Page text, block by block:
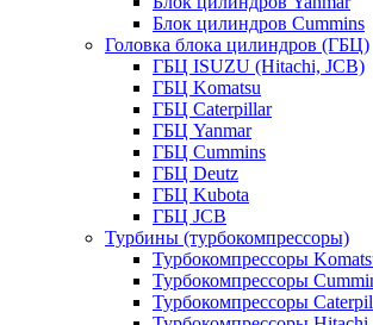
Блок цилиндров Cummins
Головка блока цилиндров (ГБЦ)
ГБЦ ISUZU (Hitachi, JCB)
ГБЦ Komatsu
ГБЦ Caterpillar
ГБЦ Yanmar
ГБЦ Cummins
ГБЦ Deutz
ГБЦ Kubota
ГБЦ JCB
Турбины (турбокомпрессоры)
Турбокомпрессоры
Турбокомпрессоры
Турбокомпрессоры